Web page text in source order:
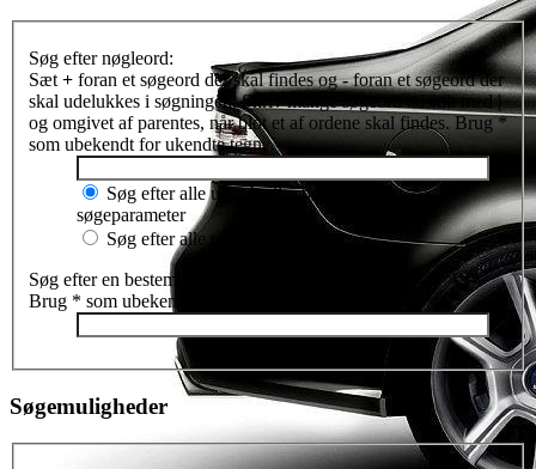
Søg efter nøgleord:
Sæt + foran et søgeord der skal findes og-foran et søgeord der
skal udelukkes i søgningen. Skriv mange søgeord adskilt med|
og omgivet af parentes, når blot et af ordene skal findes. Brug *
som ubekendt for ukendte tegn.
Søg efter alle udtryk eller brug indtastet
søgeparameter
Søg efter alle udtryk
Søg efter en bestemt forfatter:
Brug * som ubekendt for ukendte tegn.
Søgemuligheder